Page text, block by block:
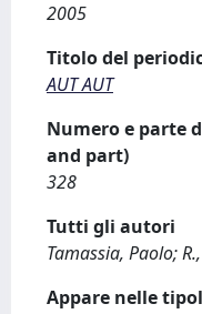
2005
Titolo del
AUT AUT
Numero e parte
and part)
328
Tutti gli autori
Tamassia, Paolo;
Appare nelle